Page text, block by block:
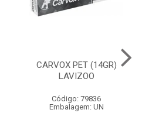
CARVOX PET (14GR)
LAVIZOO
Código: 79836
Embalagem: UN